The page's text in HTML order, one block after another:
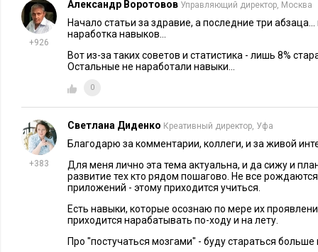
+926
Александр Воротовов Управляющий директор, Москва
Начало статьи за здравие, а последние три
наработка навыков...
Вот из-за таких советов и статистика - лишь 8%
Остальные не наработали навыки...
0
+383
Светлана Диденко Креативный директор, Уфа
Благодарю за комментарии, коллеги, и за живой
Для меня лично эта тема актуальна, и да сижу и
развитие тех кто рядом пошагово. Не все
приложений - этому приходится учиться.
Есть навыки, которые осознаю по мере их
приходится нарабатывать по-ходу и на лету.
Про "постучаться мозгами" - буду стараться